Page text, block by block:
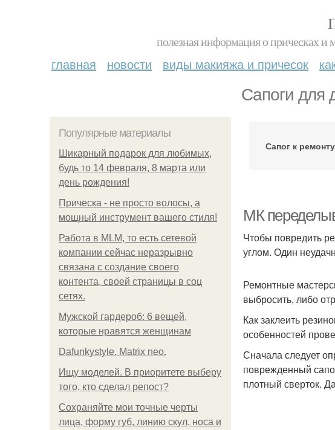
полезная информация о прическах и
главная новости виды макияжа и причесок
Сапоги для
Популярные материалы
Шикарный подарок для любимых,
будь то 14 февраля, 8 марта или
день рождения!
Прическа - не просто волосы, а
мощный инструмент вашего стиля!
Работа в MLM, то есть сетевой
компании сейчас неразрывно
связана с создание своего
контента, своей страницы в соц
сетях.
Мужской гардероб: 6 вещей,
которые нравятся женщинам
Dafunkystyle. Matrix neo.
Ищу моделей. В приоритете выберу
того, кто сделал репост?
Сохраняйте мои точные черты
лица, форму губ, линию скул, носа и
Сапог к ремонту
МК
Чтобы повредить
углом. Один
Ремонтные
выбросить, либо
Как заклеить
особенностей
Сначала следует
поврежденный
плотный сверток.